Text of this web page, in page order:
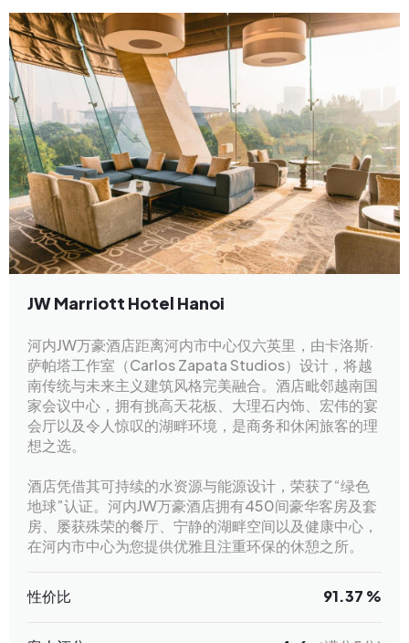
JW Marriott Hotel Hanoi
河内JW万豪酒店距离河内市中心仅六英里，由卡洛斯·
萨帕塔工作室（Carlos Zapata Studios）设计，将越
南传统与未来主义建筑风格完美融合。酒店毗邻越南国
家会议中心，拥有挑高天花板、大理石内饰、宏伟的宴
会厅以及令人惊叹的湖畔环境，是商务和休闲旅客的理
想之选。
酒店凭借其可持续的水资源与能源设计，荣获了“绿色
地球”认证。河内JW万豪酒店拥有450间豪华客房及套
房、屡获殊荣的餐厅、宁静的湖畔空间以及健康中心，
在河内市中心为您提供优雅且注重环保的休憩之所。
性价比 91.37 %